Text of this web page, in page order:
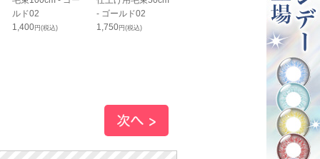
ルド02
1,400円(税込)
- ゴールド02
1,750円(税込)
ルド02
1,800 円(税込)